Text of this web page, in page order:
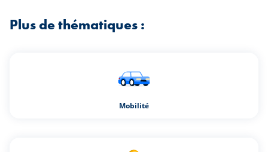
Plus de thématiques :
Mobilité